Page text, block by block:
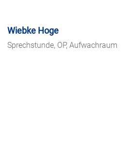
Wiebke Hoge
Sprechstunde, OP, Aufwachraum